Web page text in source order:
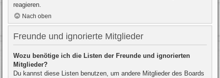
reagieren.
Nach oben
Freunde und ignorierte Mitglieder
Wozu benötige ich die Listen der Freunde und ignorierten
Mitglieder?
Du kannst diese Listen benutzen, um andere Mitglieder des Boards